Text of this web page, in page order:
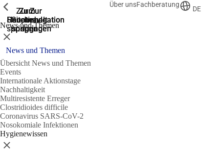
Zur
Suche
springen
Zur
Hauptnavigation
springen
Zur
Hauptnavigation
springen
Zum
Hauptinhalt
springen
Zum
Seitenende
springen
Über unsFachberatung
DE
News und Themen
Zeige vorherige
Schließen
News und Themen
Übersicht News und Themen
Events
Internationale Aktionstage
Nachhaltigkeit
Multiresistente Erreger
Clostridioides difficile
Coronavirus SARS-CoV-2
Nosokomiale Infektionen
Hygienewissen
Zeige vorherige
Schließen
Zeige vorherige